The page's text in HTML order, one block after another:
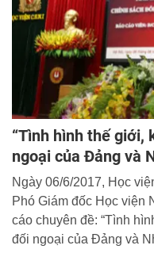
“Tình hình thế giới,
ngoại của Đảng và
Ngày 06/6/2017, Học
Phó Giám đốc Học viện
cáo chuyên đề: “Tình
đối ngoại của Đảng và